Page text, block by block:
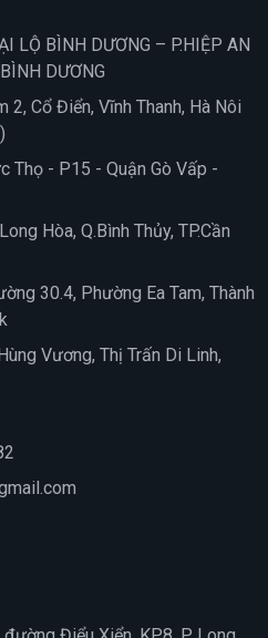
LỘ BÌNH DƯƠNG – P.HIỆP AN
DƯƠNG
2, Cổ Điển, Vĩnh Thanh, Hà Nôi
Thọ - P15 - Quận Gò Vấp -
Hòa, Q.Bình Thủy, TP.Cần
30.4, Phường Ea Tam, Thành
Vương, Thị Trấn Di Linh,